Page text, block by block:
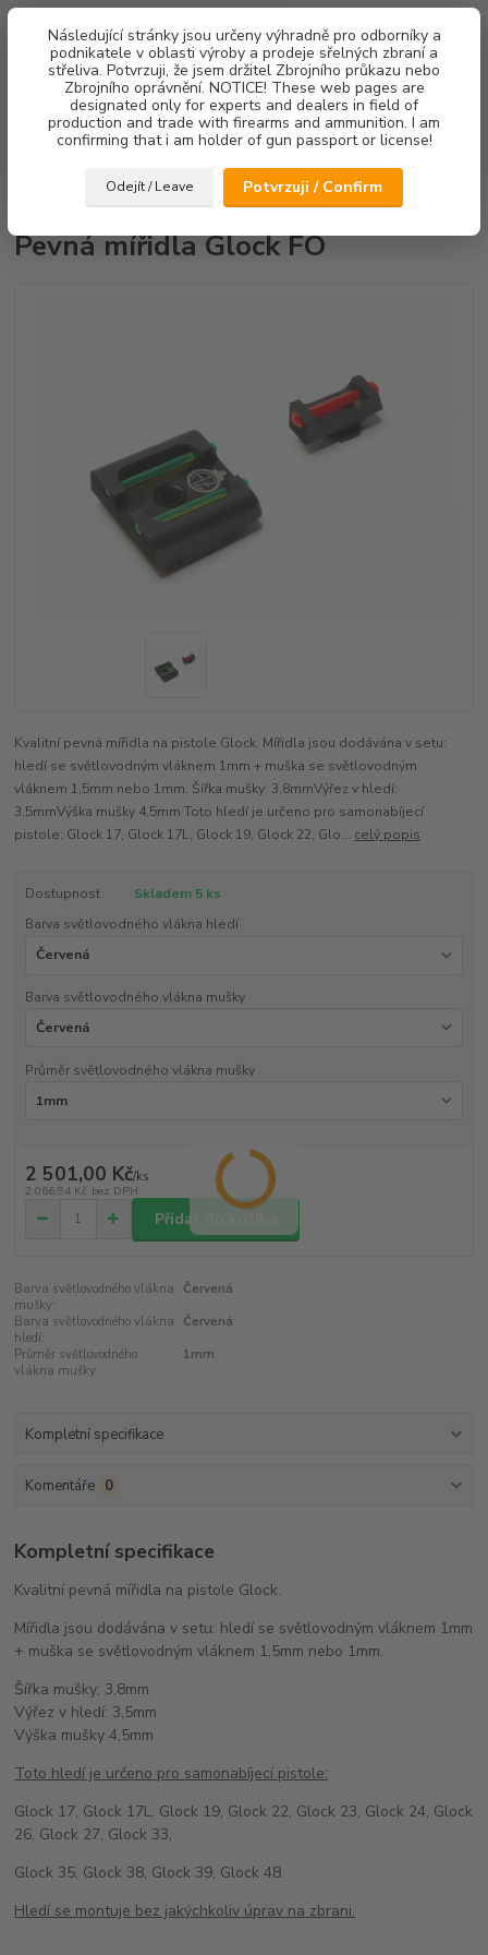
Následující stránky jsou určeny výhradně pro odborníky a
podnikatele v oblasti výroby a prodeje sřelných zbraní a
střeliva. Potvrzuji, že jsem držitel Zbrojního průkazu nebo
Zbrojního oprávnění. NOTICE! These web pages are
designated only for experts and dealers in field of
production and trade with firearms and ammunition. I am
confirming that i am holder of gun passport or license!
Odejít / Leave Potvrzuji / Confirm
Menu
Hledat
za0,00 Kč
Pevná mířidla Glock FO
Pevná mířidla Glock FO
Kvalitní pevná mířidla na pistole Glock. Mířidla jsou dodávána v setu:
hledí se světlovodným vláknem 1mm + muška se světlovodným
vláknem 1,5mm nebo 1mm. Šířka mušky: 3,8mmVýřez v hledí:
3,5mmVýška mušky 4,5mm Toto hledí je určeno pro samonabíjecí
pistole: Glock 17, Glock 17L, Glock 19, Glock 22, Glo... celý popis
Dostupnost
Skladem 5 ks
Barva světlovodného vlákna hledí
Barva světlovodného vlákna mušky
Průměr světlovodného vlákna mušky
2 501,00 Kč/ks
2 066,94 Kč bez DPH
Přidat do košíku
Barva světlovodného vlákna
mušky:
Červená
Barva světlovodného vlákna
hledí:
Červená
Průměr světlovodného
vlákna mušky:
1mm
Kompletní specifikace
Komentáře 0
Kompletní specifikace
Kvalitní pevná mířidla na pistole Glock.
Mířidla jsou dodávána v setu: hledí se světlovodným vláknem 1mm
+ muška se světlovodným vláknem 1,5mm nebo 1mm.
Šířka mušky: 3,8mm
Výřez v hledí: 3,5mm
Výška mušky 4,5mm
Toto hledí je určeno pro samonabíjecí pistole:
Glock 17, Glock 17L, Glock 19, Glock 22, Glock 23, Glock 24, Glock
26, Glock 27, Glock 33,
Glock 35, Glock 38, Glock 39, Glock 48.
Hledí se montuje bez jakýchkoliv úprav na zbrani.